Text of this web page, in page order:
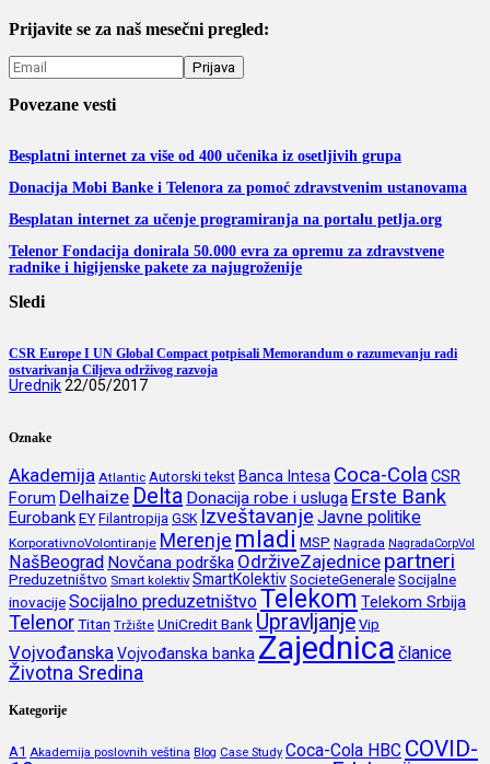
Prijavite se za naš mesečni pregled:
Povezane vesti
Besplatni internet za više od 400 učenika iz osetljivih grupa
Donacija Mobi Banke i Telenora za pomoć zdravstvenim ustanovama
Besplatan internet za učenje programiranja na portalu petlja.org
Telenor Fondacija donirala 50.000 evra za opremu za zdravstvene
radnike i higijenske pakete za najugroženije
Sledi
CSR Europe I UN Global Compact potpisali Memorandum o razumevanju radi
ostvarivanja Ciljeva održivog razvoja
Urednik22/05/2017
Oznake
Akademija Atlantic Autorski tekst Banca Intesa Coca-Cola CSR
Forum Delhaize Delta Donacija robe i usluga Erste Bank
EurobankEY Filantropija GSK Izveštavanje Javne politike
KorporativnoVolontiranje Merenje mladi MSP Nagrada NagradaCorpVol
NašBeograd Novčana podrška OdrživeZajednice partneri
Preduzetništvo Smart kolektiv SmartKolektivSocieteGeneraleSocijalne
inovacijeSocijalno preduzetništvoTelekom Telekom Srbija
TelenorTitan Tržište UniCredit Bank Upravljanje Vip
VojvođanskaVojvođanska banka Zajednica članice
Životna Sredina
Kategorije
A1 Akademija poslovnih veština Blog Case Study Coca-Cola HBC COVID-